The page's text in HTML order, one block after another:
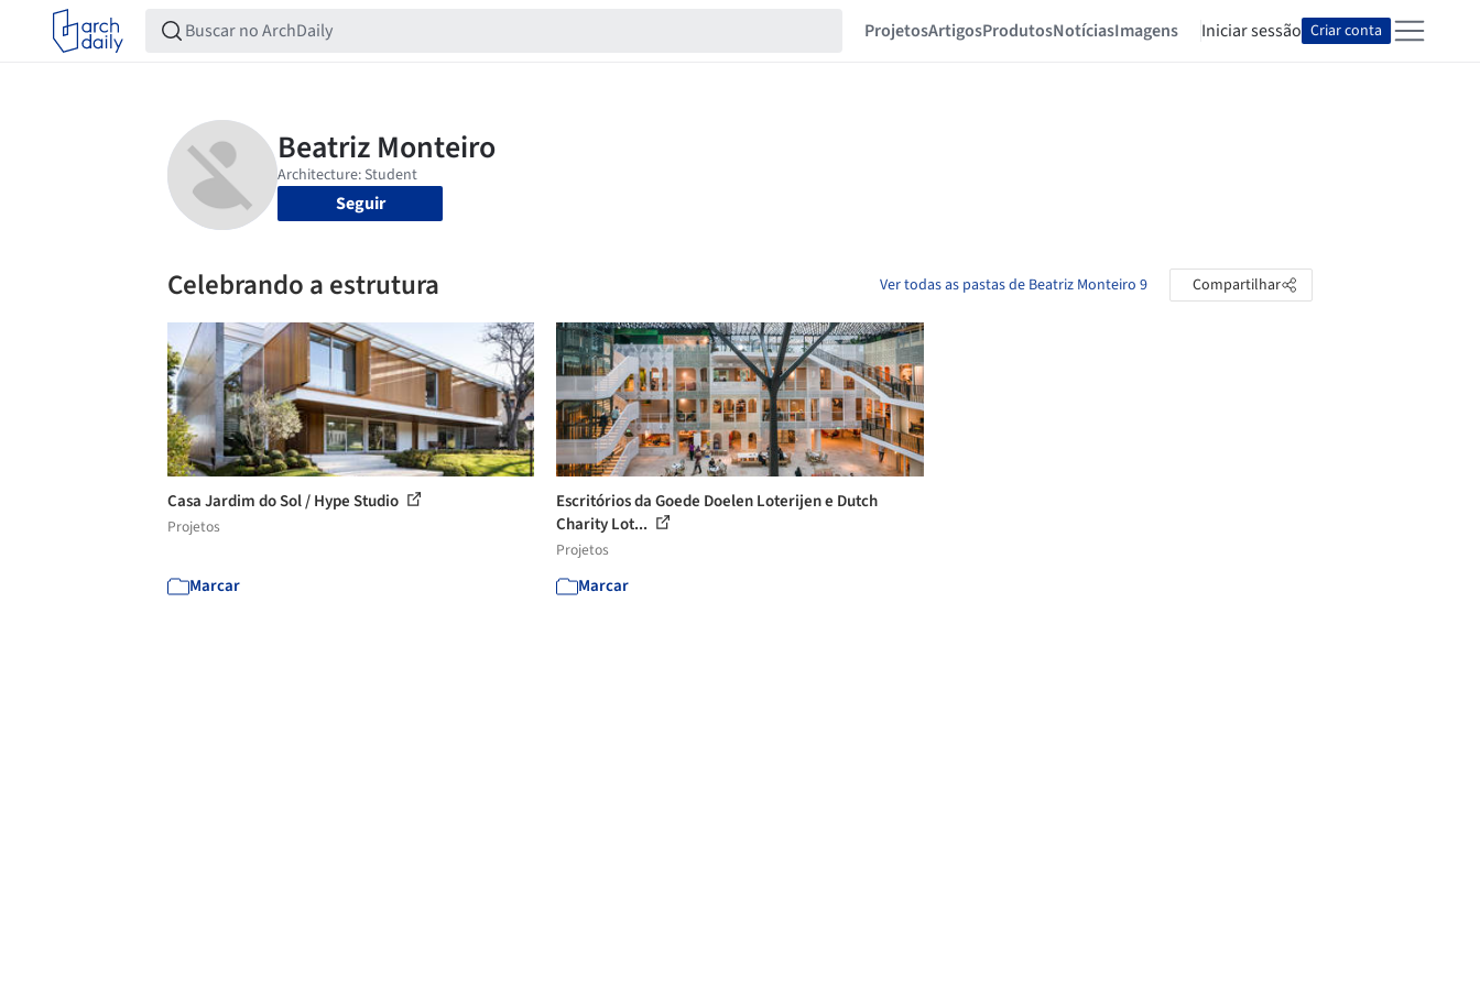
ProjetosArtigosProdutosNotíciasImagens Iniciar sessão Criar conta
Seguir
Celebrando a estrutura Ver todas as pastas de Beatriz Monteiro 9 Compartilhar
Casa Jardim do Sol / Hype Studio
Projetos
Marcar
Escritórios da Goede Doelen Loterijen e Dutch
Charity Lot...
Projetos
Marcar